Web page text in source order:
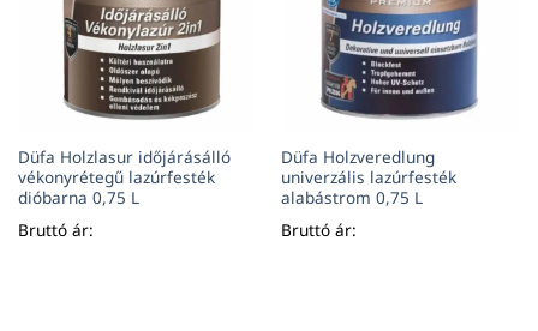
Düfa Holzlasur időjárásálló
vékonyrétegű lazúrfesték
dióbarna 0,75 L
Bruttó ár:
Düfa Holzveredlung
univerzális lazúrfesték
alabástrom 0,75 L
Bruttó ár: